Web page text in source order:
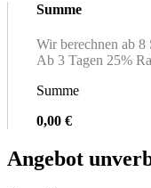
Summe
Wir berechnen ab 8
Ab 3 Tagen 25%
Summe
0,00 €
Angebot